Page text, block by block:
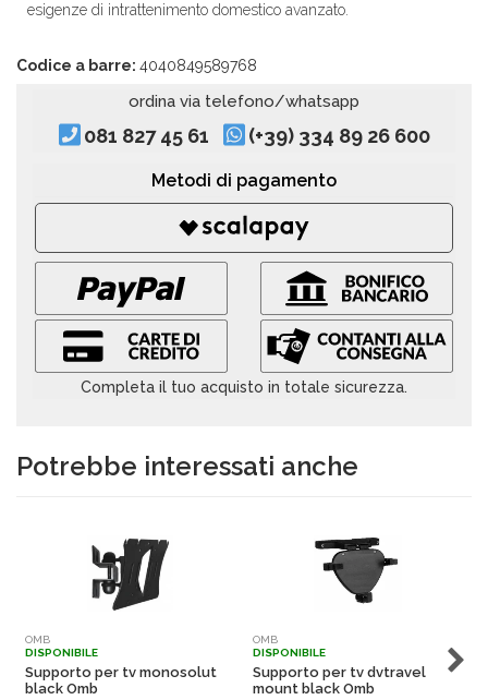
esigenze di intrattenimento domestico avanzato.
Codice a barre: 4040849589768
ordina via telefono/whatsapp
081 827 45 61 (+39) 334 89 26 600
Metodi di pagamento
Completa il tuo acquisto in totale sicurezza.
Potrebbe interessati anche
OMB
DISPONIBILE
Supporto per tv monosolut
black Omb
OMB
DISPONIBILE
Supporto per tv dvtravel
mount black Omb